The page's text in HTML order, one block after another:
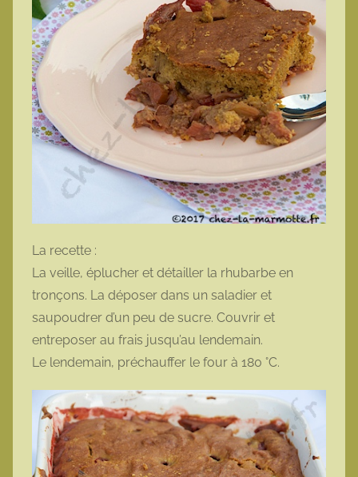
La recette :
La veille, éplucher et détailler la rhubarbe en
tronçons. La déposer dans un saladier et
saupoudrer d’un peu de sucre. Couvrir et
entreposer au frais jusqu’au lendemain.
Le lendemain, préchauffer le four à 180 °C.